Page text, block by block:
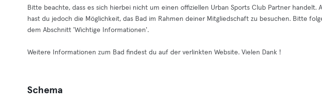
Bitte beachte, dass es sich hierbei nicht um einen offiziellen Urban Sports Club Partner handelt.
hast du jedoch die Möglichkeit, das Bad im Rahmen deiner Mitgliedschaft zu besuchen. Bitte
dem Abschnitt 'Wichtige Informationen'.
Weitere Informationen zum Bad findest du auf der verlinkten Website. Vielen Dank !
Schema